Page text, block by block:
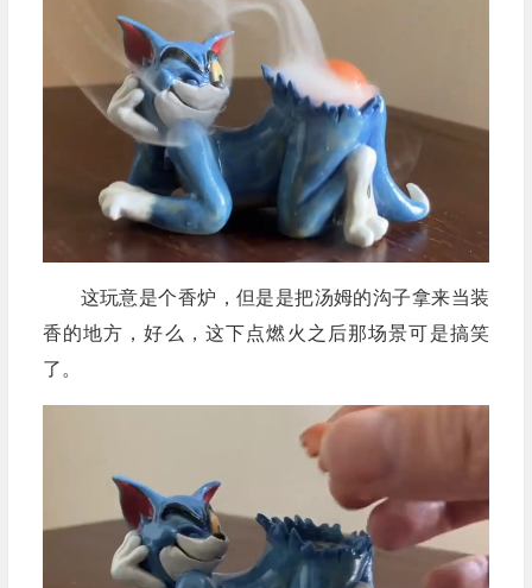
这玩意是个香炉，但是是把汤姆的沟子拿来当装
香的地方，好么，这下点燃火之后那场景可是搞笑
了。